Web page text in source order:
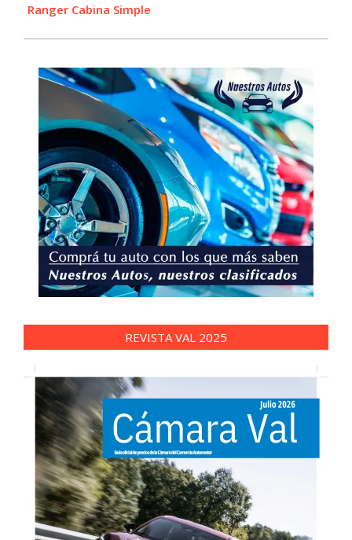
Ranger Cabina Simple
REVISTA VAL 2025